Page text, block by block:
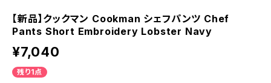
【新品】クックマン Cookman シェフパンツ Chef
Pants Short Embroidery Lobster Navy
¥7,040
残り1点